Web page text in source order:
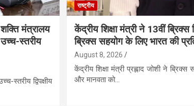
मंत्रालय
स्तरीय
स्तरीय द्विपक्षीय
राष्ट्रीय
केंद्रीय शिक्षा मंत्री ने 13वीं ब्रिक्स
ब्रिक्स सहयोग के लिए भारत की
August 8, 2026
केंद्रीय शिक्षा मंत्री प्रह्लाद जोशी ने
और मानवता को…